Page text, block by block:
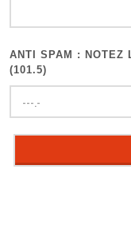
ANTI SPAM : NOTEZ
(101.5)